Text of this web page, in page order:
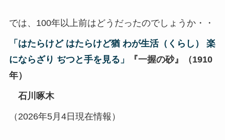
では、100年以上前はどうだったのでしょうか・・
「はたらけど はたらけど猶 わが生活（くらし） 楽
にならざり ぢつと手を見る」
『一握の砂』（1910
年）
石川啄木
（2026年5月4日現在情報）